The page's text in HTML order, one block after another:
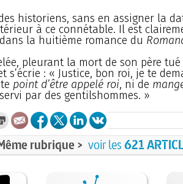
historiens, sans en assigner la
à ce connétable. Il est
la huitième romance du
pleurant la mort de son père
s’écrie : « Justice, bon roi, je te
point d’être appelé roi, ni de
par des gentilshommes. »
rubrique > voir les621